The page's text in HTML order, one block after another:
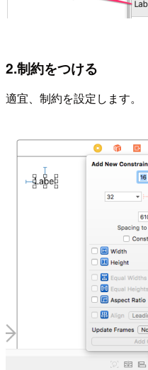
2.制約をつける
適宜、制約を設定します。